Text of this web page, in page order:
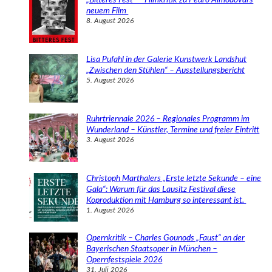
neuem Film
8. August 2026
Lisa Pufahl in der Galerie Kunstwerk Landshut
„Zwischen den Stühlen“ – Ausstellungsbericht
5. August 2026
Ruhrtriennale 2026 – Regionales Programm im
Wunderland – Künstler, Termine und freier Eintritt
3. August 2026
Christoph Marthalers „Erste letzte Sekunde – eine
Gala“: Warum für das Lausitz Festival diese
Koproduktion mit Hamburg so interessant ist.
1. August 2026
Opernkritik – Charles Gounods „Faust“ an der
Bayerischen Staatsoper in München –
Opernfestspiele 2026
31. Juli 2026